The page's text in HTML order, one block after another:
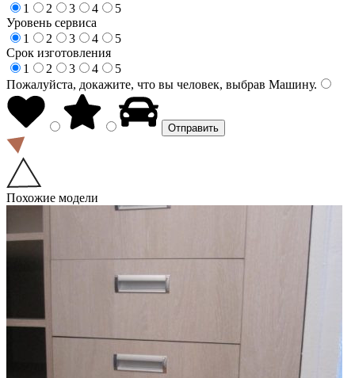
1
2 3 4
5
Уровень сервиса
1
2 3 4
5
Срок изготовления
1
2 3 4
5
Пожалуйста, докажите, что вы человек, выбрав Машину.
Похожие модели